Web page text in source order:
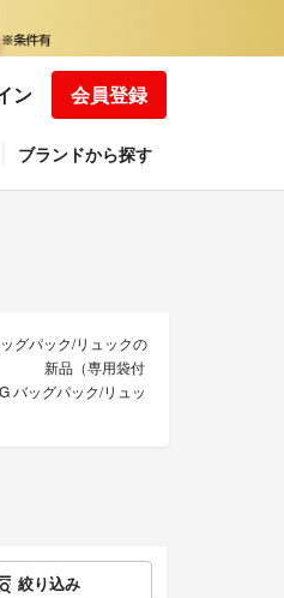
ン 会員登録
ブランドから探す
グパック/リュックの
ク 新品（専用袋付
バッグパック/リュッ
絞り込み